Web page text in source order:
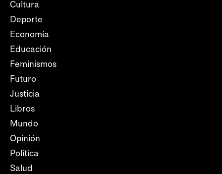
Cultura
Deporte
Economía
Educación
Feminismos
Futuro
Justicia
Libros
Mundo
Opinión
Política
Salud